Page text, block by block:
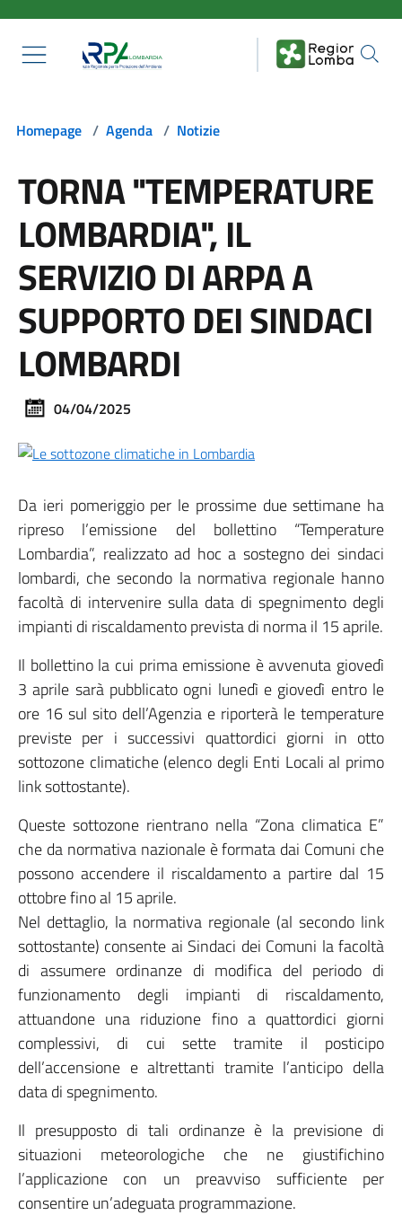
Homepage / Agenda / Notizie
TORNA "TEMPERATURE
LOMBARDIA", IL
SERVIZIO DI ARPA A
SUPPORTO DEI SINDACI
LOMBARDI
04/04/2025
Da ieri pomeriggio per le prossime due settimane ha
ripreso l’emissione del bollettino “Temperature
Lombardia”, realizzato ad hoc a sostegno dei sindaci
lombardi, che secondo la normativa regionale hanno
facoltà di intervenire sulla data di spegnimento degli
impianti di riscaldamento prevista di norma il 15 aprile.
Il bollettino la cui prima emissione è avvenuta giovedì
3 aprile sarà pubblicato ogni lunedì e giovedì entro le
ore 16 sul sito dell’Agenzia e riporterà le temperature
previste per i successivi quattordici giorni in otto
sottozone climatiche (elenco degli Enti Locali al primo
link sottostante).
Queste sottozone rientrano nella “Zona climatica E”
che da normativa nazionale è formata dai Comuni che
possono accendere il riscaldamento a partire dal 15
ottobre fino al 15 aprile.
Nel dettaglio, la normativa regionale (al secondo link
sottostante) consente ai Sindaci dei Comuni la facoltà
di assumere ordinanze di modifica del periodo di
funzionamento degli impianti di riscaldamento,
attuandone una riduzione fino a quattordici giorni
complessivi, di cui sette tramite il posticipo
dell’accensione e altrettanti tramite l’anticipo della
data di spegnimento.
Il presupposto di tali ordinanze è la previsione di
situazioni meteorologiche che ne giustifichino
l’applicazione con un preavviso sufficiente per
consentire un’adeguata programmazione.